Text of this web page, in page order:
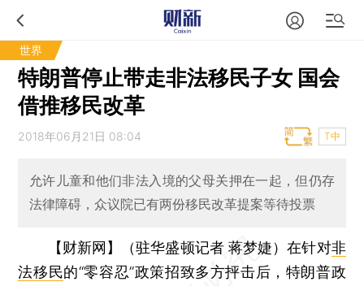
世界
特朗普停止带走非法移民子女 国会
借推移民改革
2018年06月21日 08:04 T中
允许儿童和他们非法入境的父母关押在一起，但仍存
法律障碍，众议院已有两份移民改革提案等待投票
【财新网】（驻华盛顿记者 蒋梦婕）在针对非
法移民的“零容忍”政策招致多方抨击后，特朗普政